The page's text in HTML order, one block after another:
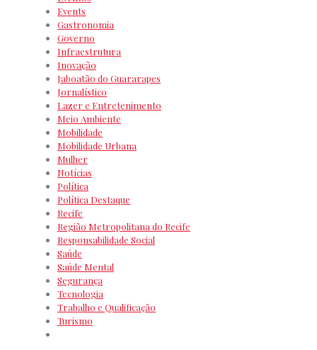
Events
Gastronomia
Governo
Infraestrutura
Inovação
Jaboatão do Guararapes
Jornalístico
Lazer e Entretenimento
Meio Ambiente
Mobilidade
Mobilidade Urbana
Mulher
Notícias
Política
Política Destaque
Recife
Região Metropolitana do Recife
Responsabilidade Social
Saúde
Saúde Mental
Segurança
Tecnologia
Trabalho e Qualificação
Turismo